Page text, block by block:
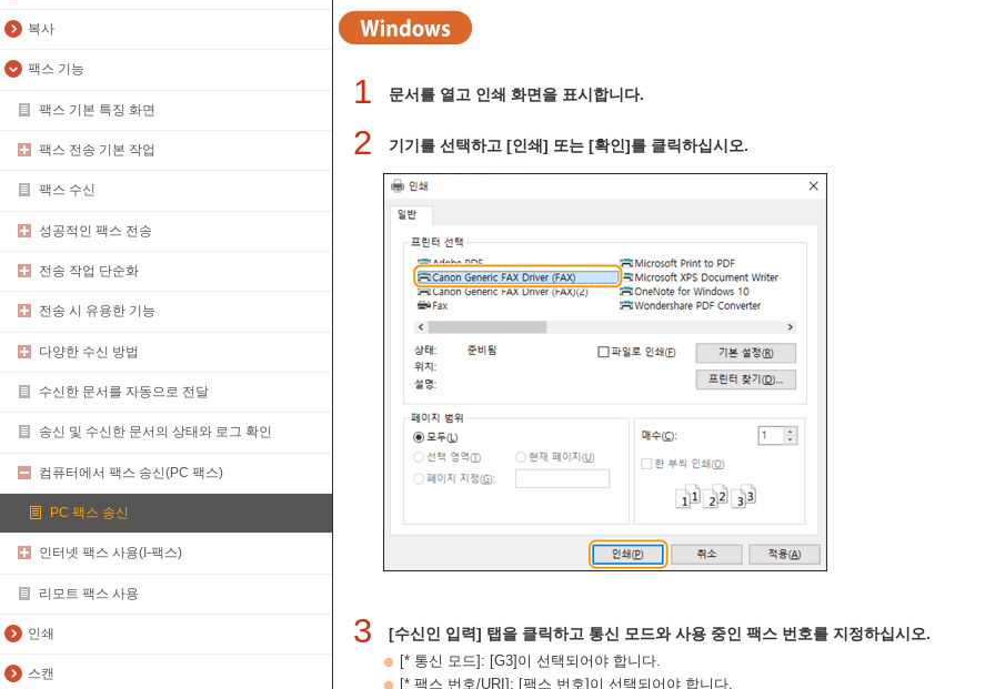
복사
팩스 기능
팩스 기본 특징 화면
팩스 전송 기본 작업
팩스 수신
성공적인 팩스 전송
전송 작업 단순화
전송 시 유용한 기능
다양한 수신 방법
수신한 문서를 자동으로 전달
송신 및 수신한 문서의 상태와 로그 확인
컴퓨터에서 팩스 송신(PC 팩스)
PC 팩스 송신
인터넷 팩스 사용(I-팩스)
리모트 팩스 사용
인쇄
스캔
1 문서를 열고 인쇄 화면을 표시합니다.
2 기기를 선택하고 [인쇄] 또는 [확인]를 클릭하십시오.
3 [수신인 입력] 탭을 클릭하고 통신 모드와 사용 중인 팩스 번호를 지정하십시오.
[* 통신 모드]: [G3]이 선택되어야 합니다.
[* 팩스 번호/URI]: [팩스 번호]이 선택되어야 합니다.